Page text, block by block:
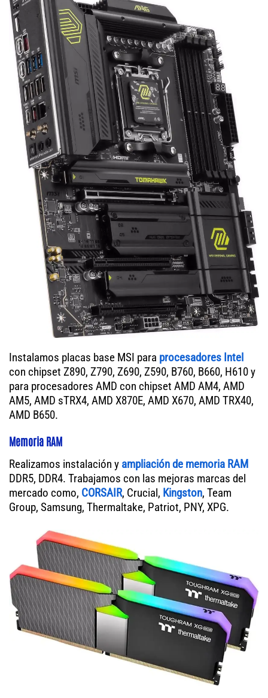
Instalamos placas base MSI para procesadores Intel
con chipset Z890, Z790, Z690, Z590, B760, B660, H610 y
para procesadores AMD con chipset AMD AM4, AMD
AM5, AMD sTRX4, AMD X870E, AMD X670, AMD TRX40,
AMD B650.
Memoria RAM
Realizamos instalación y ampliación de memoria RAM
DDR5, DDR4. Trabajamos con las mejoras marcas del
mercado como, CORSAIR, Crucial, Kingston, Team
Group, Samsung, Thermaltake, Patriot, PNY, XPG.